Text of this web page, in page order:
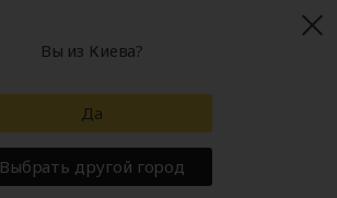
Вы из Киева?
Да
Выбрать другой город